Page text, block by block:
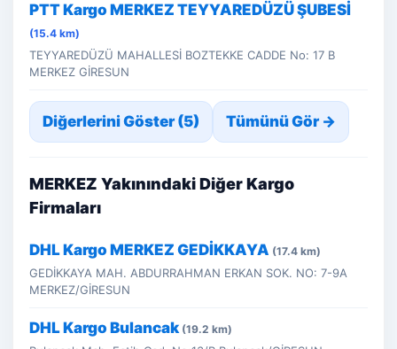
PTT Kargo MERKEZ TEYYAREDÜZÜ ŞUBESİ
(15.4 km)
TEYYAREDÜZÜ MAHALLESİ BOZTEKKE CADDE No: 17 B
MERKEZ GİRESUN
Diğerlerini Göster (5) Tümünü Gör →
MERKEZ Yakınındaki Diğer Kargo
Firmaları
DHL Kargo MERKEZ GEDİKKAYA (17.4 km)
GEDİKKAYA MAH. ABDURRAHMAN ERKAN SOK. NO: 7-9A
MERKEZ/GİRESUN
DHL Kargo Bulancak (19.2 km)